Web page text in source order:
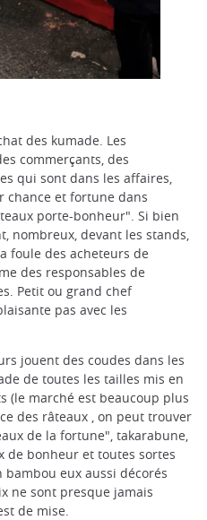
des kumade. Les
commerçants, des
qui sont dans les affaires,
chance et fortune dans
porte-bonheur". Si bien
nombreux, devant les stands,
foule des acheteurs de
des responsables de
Petit ou grand chef
pas avec les
jouent des coudes dans les
de toutes les tailles mis en
(le marché est beaucoup plus
des râteaux , on peut trouver
de la fortune", takarabune,
de bonheur et toutes sortes
bambou eux aussi décorés
ne sont presque jamais
de mise.